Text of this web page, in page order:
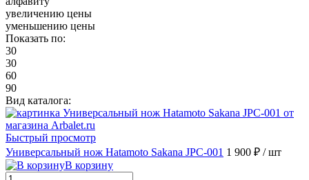
увеличению цены
уменьшению цены
Показать по:
30
30
60
90
Вид каталога:
Быстрый просмотр
Универсальный нож Hatamoto Sakana JPC-001 1 900 ₽ / шт
В корзину